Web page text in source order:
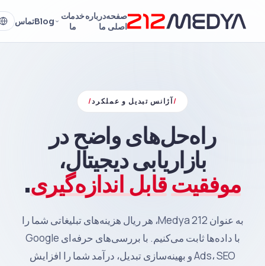
صفحه
اصلی
درباره
ما
خدمات
ما
Blogتماس
/آژانس تبدیل و عملکرد/
راه‌حل‌های واضح در
بازاریابی دیجیتال،
موفقیتقابل اندازه‌گیری.
به عنوان 212 Medya، هر ریال هزینه‌های تبلیغاتی شما را
با داده‌ها ثابت می‌کنیم. با بررسی‌های حرفه‌ای Google
Ads، SEO و بهینه‌سازی تبدیل، درآمد شما را افزایش